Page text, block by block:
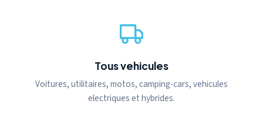
Tous vehicules
Voitures, utilitaires, motos, camping-cars, vehicules
electriques et hybrides.